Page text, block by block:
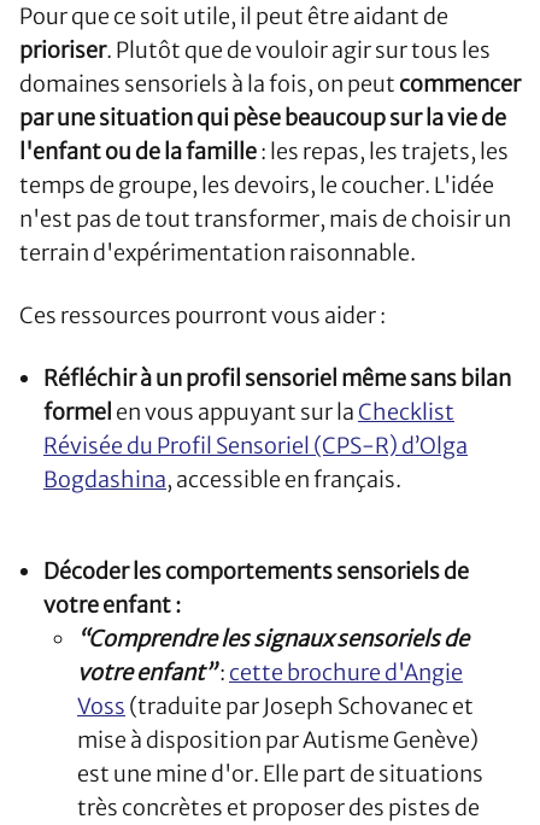
Pour que ce soit utile, il peut être aidant de
prioriser. Plutôt que de vouloir agir sur tous les
domaines sensoriels à la fois, on peut commencer
par une situation qui pèse beaucoup sur la vie de
l'enfant ou de la famille: les repas, les trajets, les
temps de groupe, les devoirs, le coucher. L'idée
n'est pas de tout transformer, mais de choisir un
terrain d'expérimentation raisonnable.
Ces ressources pourront vous aider :
Réfléchir à un profil sensoriel même sans bilan
formel en vous appuyant sur la Checklist
Révisée du Profil Sensoriel (CPS‑R) d’Olga
Bogdashina, accessible en français.
Décoder les comportements sensoriels de
votre enfant :
“Comprendre les signaux sensoriels de
votre enfant”: cette brochure d'Angie
Voss (traduite par Joseph Schovanec et
mise à disposition par Autisme Genève)
est une mine d'or. Elle part de situations
très concrètes et proposer des pistes de